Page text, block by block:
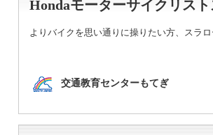
Hondaモーターサイクリス
よりバイクを思い通りに操りたい方、スラ
交通教育センターもてぎ